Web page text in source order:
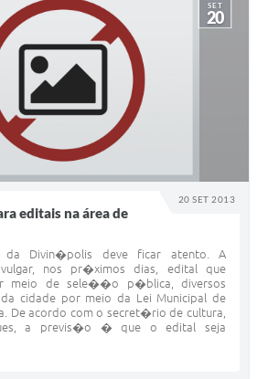
20 SET 2013
SET
20
editais na área de
da Divin�polis deve ficar atento. A
nos pr�ximos dias, edital que
meio de sele��o p�blica, diversos
cidade por meio da Lei Municipal de
De acordo com o secret�rio de cultura,
a previs�o � que o edital seja